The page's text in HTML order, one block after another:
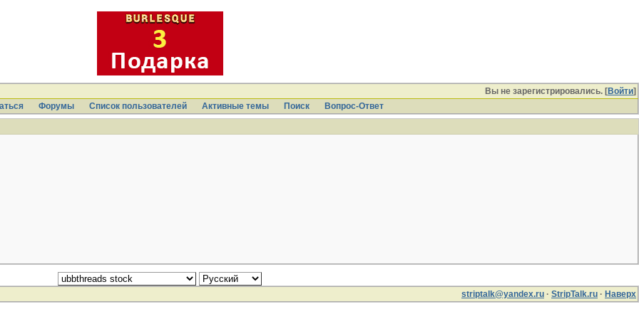
Вы не зарегистрировались. [Войти]
Форумы Список пользователей Активные темы Поиcк Вопрос-Ответ
striptalk@yandex.ru · StripTalk.ru · Наверх